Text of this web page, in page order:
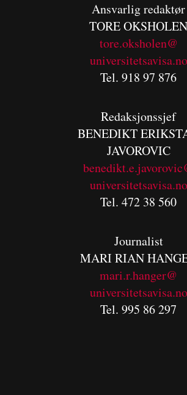
Ansvarlig redaktør
TORE OKSHOLEN
tore.oksholen@
universitetsavisa.no
Tel. 918 97 876
Redaksjonssjef
BENEDIKT
JAVOROVIC
universitetsavisa.no
Tel. 472 38 560
Journalist
MARI RIAN
mari.r.hanger@
universitetsavisa.no
Tel. 995 86 297